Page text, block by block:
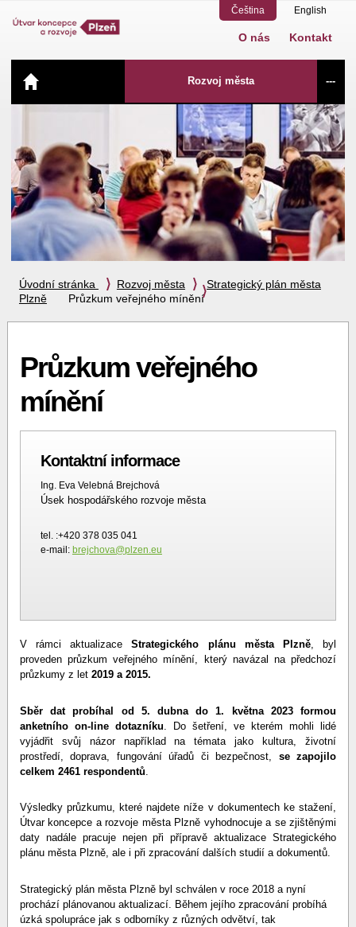
Čeština English
Navigace Rozvoj města ---
O nás Kontakt
Úvodní stránka Rozvoj města
Strategický plán města
Plzně
Průzkum veřejného mínění
Průzkum veřejného
mínění
Kontaktní informace
Ing. Eva Velebná Brejchová
Úsek hospodářského rozvoje města
tel. :+420 378 035 041
e-mail: brejchova@plzen.eu
V rámci aktualizaceStrategického plánu města Plzně, byl
proveden průzkum veřejného mínění, který navázal na předchozí
průzkumy z let 2019 a 2015.
Sběr dat probíhal od 5. dubna do 1. května 2023 formou
anketního on-line dotazníku . Do šetření, ve kterém mohli lidé
vyjádřit svůj názor například na témata jako kultura, životní
prostředí, doprava, fungování úřadů či bezpečnost, se zapojilo
celkem 2461 respondentů
Výsledky průzkumu, které najdete níže v dokumentech ke stažení,
Útvar koncepce a rozvoje města Plzně vyhodnocuje a se zjištěnými
daty nadále pracuje nejen při přípravě aktualizace Strategického
plánu města Plzně, ale i při zpracování dalších studií a dokumentů.
Strategický plán města Plzně byl schválen v roce 2018 a nyní
prochází plánovanou aktualizací. Během jejího zpracování probíhá
úzká spolupráce jak s odborníky z různých odvětví, tak